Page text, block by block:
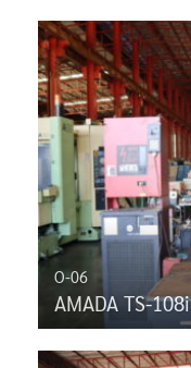
O-06
AMADA TS-108i